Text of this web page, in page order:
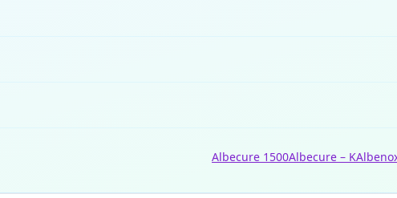
Albecure 1500Albecure – K